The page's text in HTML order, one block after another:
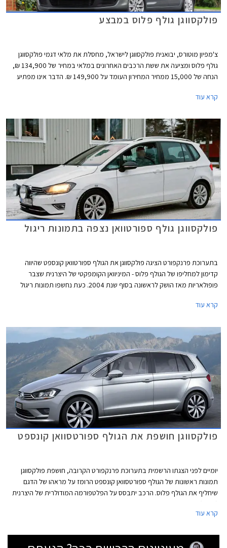
פולקסווגן גולף פלוס במבצע
צ'מפיון מוטורס, יבואנית פולקסווגן לישראל, מחסלת את מלאי דגמי פולקסווגן
גולף פלוס ומציעה את ששת הרכבים האחרונים במלאי במחיר של 134,900 ₪,
הנחה של 15,000 ממחיר המחירון העומד על 149,900 ₪. הדבר אינו מפתיע
קרא עוד
פולקסווגן גולף ספורטוואן נצפה בתמונות ריגול
בתערוכת פרנקפורט הציגה פולקסווגן את הגולף ספורטוואן קונספט שהיווה
קדימון למחליפו של הגולף פלוס - המיניוואן הקומפקטי של היצרנית שצבר
פופולאריות מאז הושק לראשונה בסוף שנת 2004. כעת נחשפו תמונות ריגול
קרא עוד
פולקסווגן חושפת את הגולף ספורטסוואן קונספט
יומיים לפני הצגתו הרשמית בתערוכת פרנקפורט הקרובה, חושפת פולקסווגן
תמונות ראשונות של הגולף ספורטסוואן קונספט הרומז על מראהו של הדגם
שיחליף את הגולף פלוס. הרכב יתבסס על הפלטפורמה המודולרית של היצרנית
(MQB).
קרא עוד